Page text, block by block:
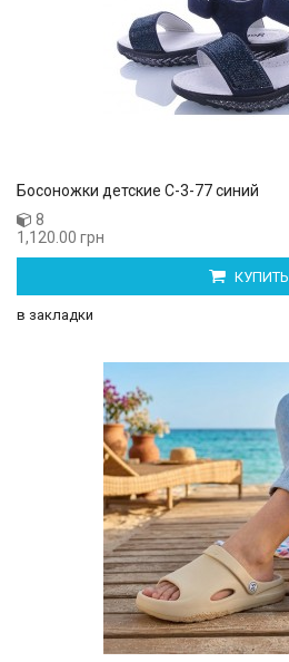
Босоножки детские С-3-77 синий
8
1,120.00 грн
КУПИТЬ
в закладки